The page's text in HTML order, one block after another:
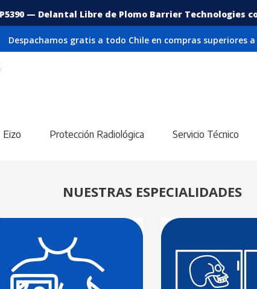
— Delantal Libre de Plomo Barrier Technologies
Despachamos gratis a todo Chile en compras superiores a
Eizo Protección Radiológica Servicio Técnico
NUESTRAS ESPECIALIDADES